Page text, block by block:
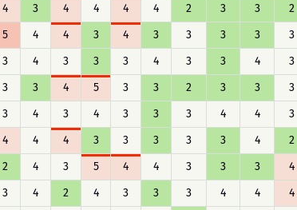
4 3 4 4 4 4 2 3 3 2
5 4 4 3 4 3 3 3 3 3
3 4 3 3 3 4 3 3 4 3
3 3 4 5 3 3 2 3 3 3
3 4 3 4 3 3 3 4 4 3
4 4 4 3 3 3 3 3 4 2
2 4 3 5 4 4 3 3 3 4
3 4 2 4 3 3 3 4 4 4